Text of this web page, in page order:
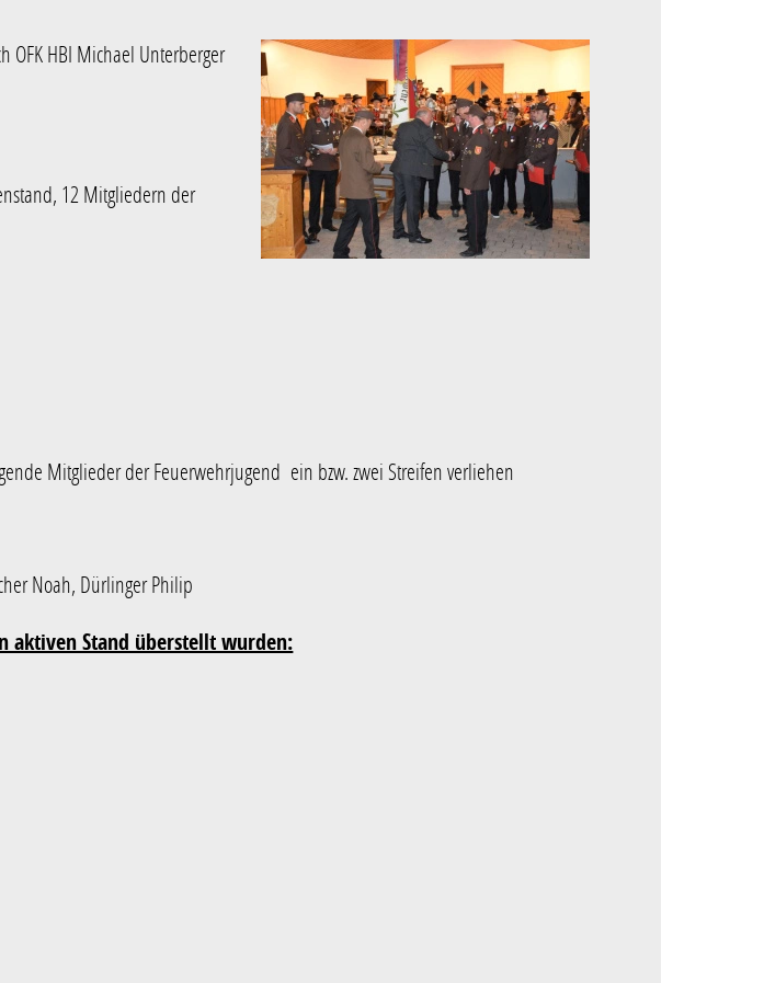
HBI Michael Unterberger
12 Mitgliedern der
Mitglieder der Feuerwehrjugend ein bzw. zwei Streifen verliehen
Noah, Dürlinger Philip
aktiven Stand überstellt wurden: